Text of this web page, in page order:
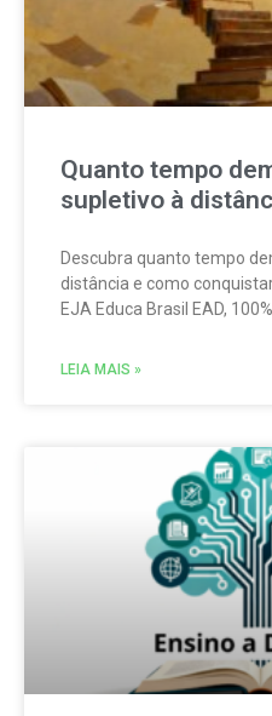
Quanto tempo
supletivo à
Descubra quanto tempo
distância e como
EJA Educa Brasil EAD,
LEIA MAIS »